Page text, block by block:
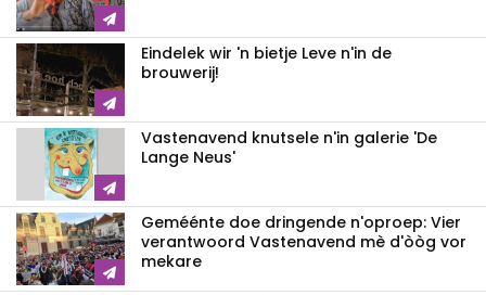
Eindelek wir 'n bietje Leve n'in de
brouwerij!
Vastenavend knutsele n'in galerie 'De
Lange Neus'
Geméénte doe dringende n'oproep: Vier
verantwoord Vastenavend mè d'òòg vor
mekare